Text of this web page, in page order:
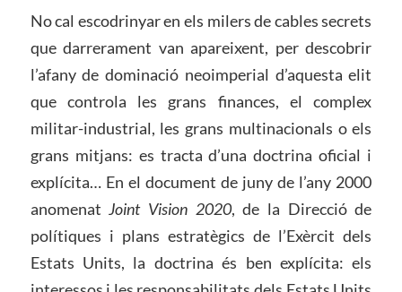
No cal escodrinyar en els milers de cables secrets
que darrerament van apareixent, per descobrir
l’afany de dominació neoimperial d’aquesta elit
que controla les grans finances, el complex
militar-industrial, les grans multinacionals o els
grans mitjans: es tracta d’una doctrina oficial i
explícita… En el document de juny de l’any 2000
anomenatJoint Vision 2020, de la Direcció de
polítiques i plans estratègics de l’Exèrcit dels
Estats Units, la doctrina és ben explícita: els